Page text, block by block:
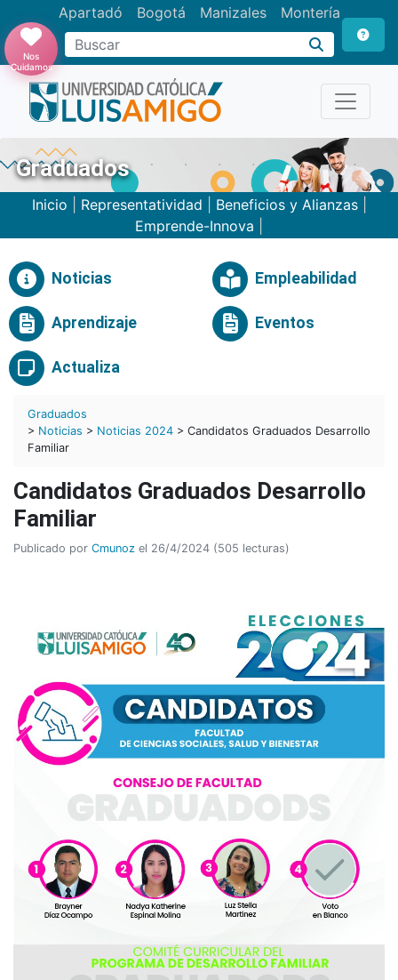
Apartadó Bogotá Manizales Montería
Buscar
Nos
Cuidamos
Graduados
Inicio Representatividad Beneficios y Alianzas|
Emprende-Innova
Noticias Empleabilidad
Aprendizaje Eventos
Actualiza
Graduados
> Noticias > Noticias 2024 > Candidatos Graduados Desarrollo
Familiar
Candidatos Graduados Desarrollo
Familiar
Publicado por Cmunoz el 26/4/2024 (505 lecturas)